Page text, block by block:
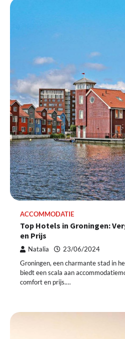
ACCOMMODATIE
Top Hotels in Groningen:
en Prijs
Natalia 23/06/2024
Groningen, een charmante stad in
biedt een scala aan
comfort en prijs.…